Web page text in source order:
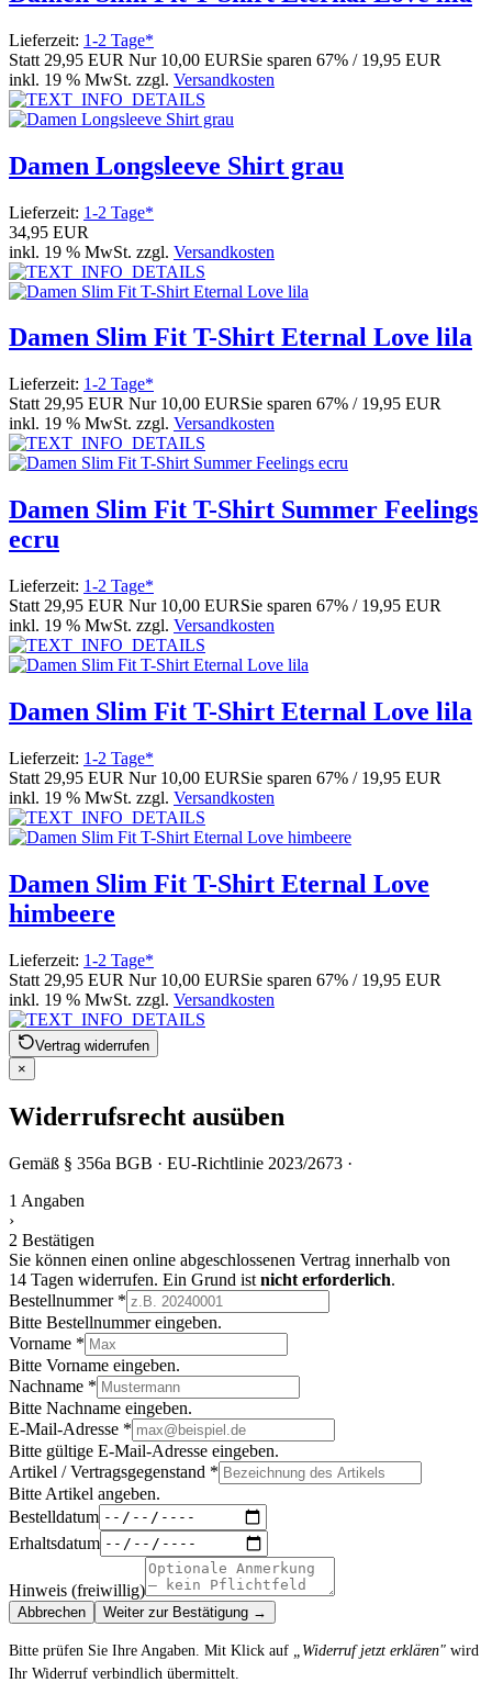
Lieferzeit: 1-2 Tage*
Statt 29,95 EUR Nur 10,00 EURSie sparen 67% / 19,95 EUR
inkl. 19 % MwSt. zzgl. Versandkosten
Damen Longsleeve Shirt grau
Lieferzeit: 1-2 Tage*
34,95 EUR
inkl. 19 % MwSt. zzgl. Versandkosten
Damen Slim Fit T-Shirt Eternal Love lila
Lieferzeit: 1-2 Tage*
Statt 29,95 EUR Nur 10,00 EURSie sparen 67% / 19,95 EUR
inkl. 19 % MwSt. zzgl. Versandkosten
Damen Slim Fit T-Shirt Summer Feelings
ecru
Lieferzeit: 1-2 Tage*
Statt 29,95 EUR Nur 10,00 EURSie sparen 67% / 19,95 EUR
inkl. 19 % MwSt. zzgl. Versandkosten
Damen Slim Fit T-Shirt Eternal Love lila
Lieferzeit: 1-2 Tage*
Statt 29,95 EUR Nur 10,00 EURSie sparen 67% / 19,95 EUR
inkl. 19 % MwSt. zzgl. Versandkosten
Damen Slim Fit T-Shirt Eternal Love
himbeere
Lieferzeit: 1-2 Tage*
Statt 29,95 EUR Nur 10,00 EURSie sparen 67% / 19,95 EUR
inkl. 19 % MwSt. zzgl. Versandkosten
Vertrag widerrufen
×
Widerrufsrecht ausüben
Gemäß § 356a BGB · EU-Richtlinie 2023/2673 ·
1 Angaben
›
2 Bestätigen
Sie können einen online abgeschlossenen Vertrag innerhalb von
14 Tagen widerrufen. Ein Grund ist nicht erforderlich.
Bestellnummer *
Bitte Bestellnummer eingeben.
Vorname *
Bitte Vorname eingeben.
Nachname *
Bitte Nachname eingeben.
E-Mail-Adresse *
Bitte gültige E-Mail-Adresse eingeben.
Artikel / Vertragsgegenstand *
Bitte Artikel angeben.
Bestelldatum
Erhaltsdatum
Hinweis (freiwillig)
Abbrechen Weiter zur Bestätigung →
Bitte prüfen Sie Ihre Angaben. Mit Klick auf „Widerruf jetzt erklären" wird
Ihr Widerruf verbindlich übermittelt.